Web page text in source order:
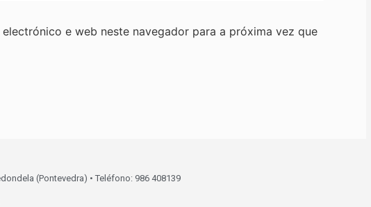
e web neste navegador para a próxima vez que
(Pontevedra) • Teléfono: 986 408139